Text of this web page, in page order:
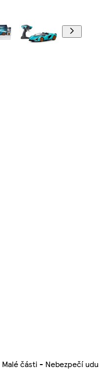
části - Nebezpečí